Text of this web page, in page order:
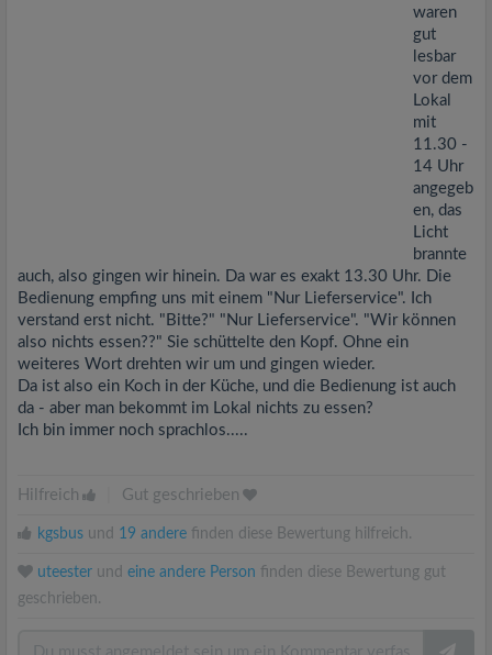
waren
gut
lesbar
vor dem
Lokal
mit
11.30 -
14 Uhr
angegeb
en, das
Licht
brannte
auch, also gingen wir hinein. Da war es exakt 13.30 Uhr. Die
Bedienung empfing uns mit einem "Nur Lieferservice". Ich
verstand erst nicht. "Bitte?" "Nur Lieferservice". "Wir können
also nichts essen??" Sie schüttelte den Kopf. Ohne ein
weiteres Wort drehten wir um und gingen wieder.
Da ist also ein Koch in der Küche, und die Bedienung ist auch
da - aber man bekommt im Lokal nichts zu essen?
Ich bin immer noch sprachlos.....
Hilfreich Gut geschrieben
kgsbus und 19 andere finden diese Bewertung hilfreich.
uteester und eine andere Person finden diese Bewertung gut
geschrieben.